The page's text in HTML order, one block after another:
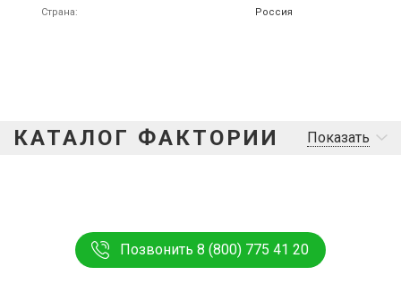
Страна
Россия
КАТАЛОГ ФАКТОРИИ Показать
Позвонить 8 (800) 775 41 20